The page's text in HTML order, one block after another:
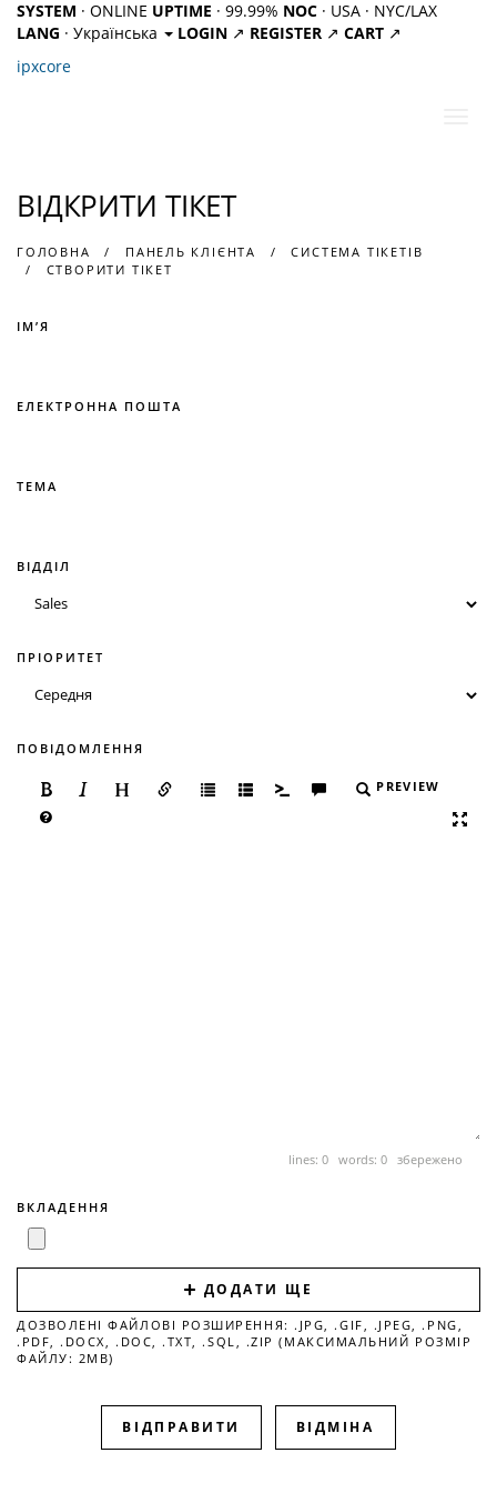
SYSTEM · ONLINE UPTIME · 99.99% NOC · USA · NYC/LAX
LANG · Українська LOGIN ↗ REGISTER ↗ CART ↗
ipxcore
ВІДКРИТИ ТІКЕТ
ГОЛОВНА ПАНЕЛЬ КЛІЄНТА
СИСТЕМА ТІКЕТІВ
СТВОРИТИ ТІКЕТ
ІМ’Я
ЕЛЕКТРОННА ПОШТА
ТЕМА
ВІДДІЛ
ПРІОРИТЕТ
ПОВІДОМЛЕННЯ
PREVIEW
lines: 0 words: 0 збережено
ВКЛАДЕННЯ
ДОДАТИ ЩЕ
ДОЗВОЛЕНІ ФАЙЛОВІ РОЗШИРЕННЯ: .JPG, .GIF, .JPEG, .PNG,
.PDF, .DOCX, .DOC, .TXT, .SQL, .ZIP (МАКСИМАЛЬНИЙ РОЗМІР
ФАЙЛУ: 2MB)
ВІДМІНА